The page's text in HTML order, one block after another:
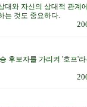
와 자신의 상대적 관계
는 것도 중요하다.
후보자를 가리켜 '호프'